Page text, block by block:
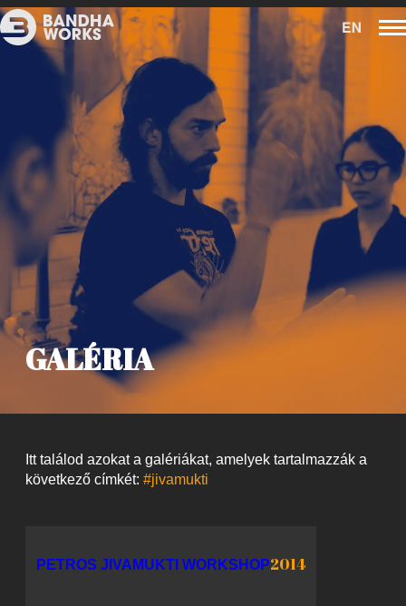
GALÉRIA
Itt találod azokat a galériákat, amelyek tartalmazzák a
következő címkét: #jivamukti
PETROS JIVAMUKTI WORKSHOP2014